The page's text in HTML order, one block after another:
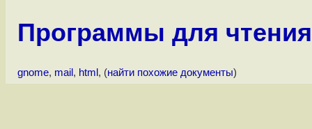
Программы для
gnome, mail , html , (найти похожие документы)